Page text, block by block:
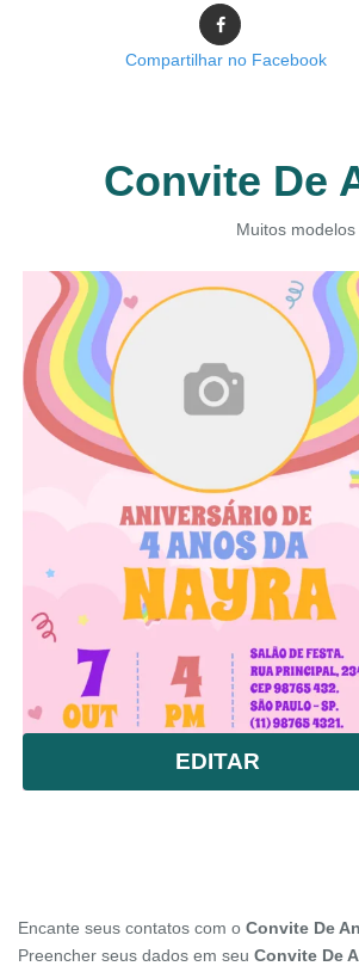
Compartilhar no Facebook
Convite De
Muitos
EDITAR
Encante seus contatos com o Convite De
Preencher seus dados em seu Convite De